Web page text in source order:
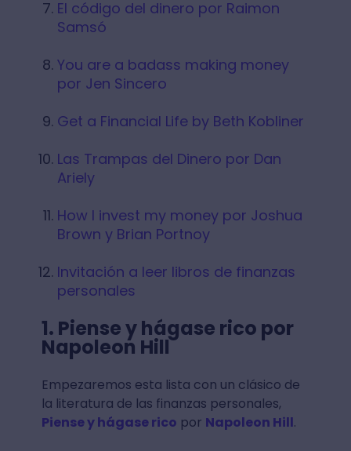
El código del dinero por Raimon
Samsó
You are a badass making money
por Jen Sincero
Get a Financial Life by Beth Kobliner
Las Trampas del Dinero por Dan
Ariely
How I invest my money por Joshua
Brown y Brian Portnoy
Invitación a leer libros de finanzas
personales
1. Piense y hágase rico por
Napoleon Hill
Empezaremos esta lista con un clásico de
la literatura de las finanzas personales,
Piense y hágase rico por Napoleon Hill.